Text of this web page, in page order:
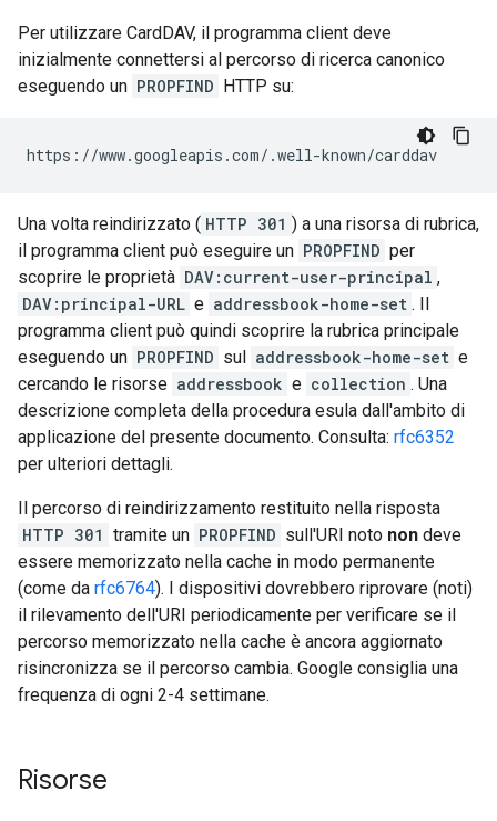
Per utilizzare CardDAV, il programma client deve
inizialmente connettersi al percorso di ricerca canonico
eseguendo un PROPFIND HTTP su:
Una volta reindirizzato ( HTTP 301 ) a una risorsa di rubrica,
il programma client può eseguire un PROPFIND per
scoprire le proprietà DAV:current-user-principal ,
DAV:principal-URL e addressbook-home-set . Il
programma client può quindi scoprire la rubrica principale
eseguendo un PROPFIND sul addressbook-home-set e
cercando le risorse addressbook e collection . Una
descrizione completa della procedura esula dall'ambito di
applicazione del presente documento. Consulta: rfc6352
per ulteriori dettagli.
Il percorso di reindirizzamento restituito nella risposta
HTTP 301 tramite un PROPFIND sull'URI noto non deve
essere memorizzato nella cache in modo permanente
(come da rfc6764). I dispositivi dovrebbero riprovare (noti)
il rilevamento dell'URI periodicamente per verificare se il
percorso memorizzato nella cache è ancora aggiornato
risincronizza se il percorso cambia. Google consiglia una
frequenza di ogni 2-4 settimane.
Risorse